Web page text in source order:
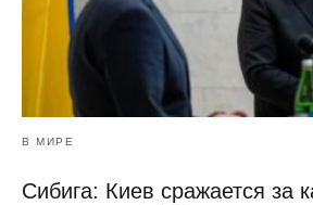
В МИРЕ
Сибига: Киев сражается за